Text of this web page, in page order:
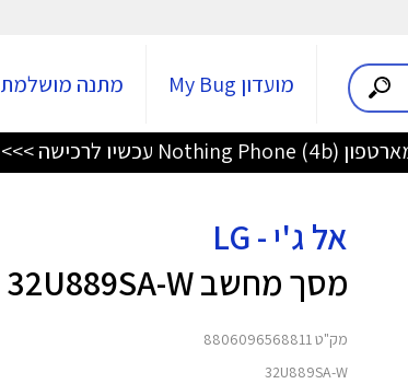
מועדון My Bug מתנה מושלמת
מגוון מוצרי חשמל במחירים משתלמים >>
אל ג'י - LG
מסך מחשב ‎31.5"‎ 32U889SA-W
מק"ט 8806096568811
32U889SA-W